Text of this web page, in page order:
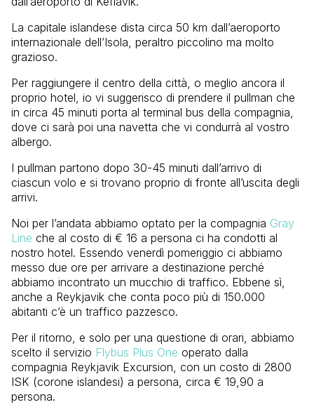
La capitale islandese dista circa 50 km dall’aeroporto
internazionale dell’Isola, peraltro piccolino ma molto
grazioso.
Per raggiungere il centro della città, o meglio ancora il
proprio hotel, io vi suggerisco di prendere il pullman che
in circa 45 minuti porta al terminal bus della compagnia,
dove ci sarà poi una navetta che vi condurrà al vostro
albergo.
I pullman partono dopo 30-45 minuti dall’arrivo di
ciascun volo e si trovano proprio di fronte all’uscita degli
arrivi.
Noi per l’andata abbiamo optato per la compagnia Gray
Line che al costo di € 16 a persona ci ha condotti al
nostro hotel. Essendo venerdì pomeriggio ci abbiamo
messo due ore per arrivare a destinazione perché
abbiamo incontrato un mucchio di traffico. Ebbene sì,
anche a Reykjavik che conta poco più di 150.000
abitanti c’è un traffico pazzesco.
Per il ritorno, e solo per una questione di orari, abbiamo
scelto il servizio Flybus Plus One operato dalla
compagnia Reykjavik Excursion, con un costo di 2800
ISK (corone islandesi) a persona, circa € 19,90 a
persona.